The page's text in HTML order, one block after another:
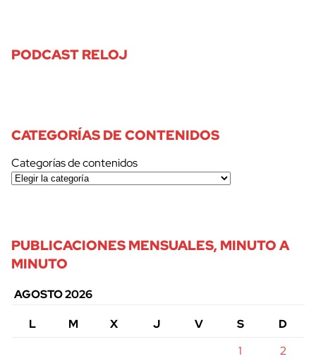
PODCAST RELOJ
CATEGORÍAS DE CONTENIDOS
Categorías de contenidos
PUBLICACIONES MENSUALES, MINUTO A
MINUTO
AGOSTO 2026
L
M X J V S
D
1
2